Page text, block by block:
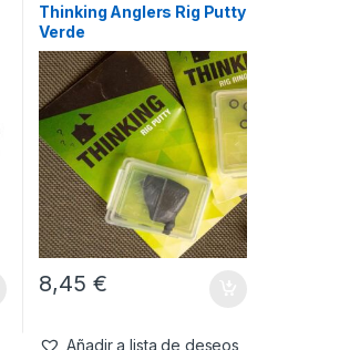
Thinking Anglers Rig Putty
Verde
8,45 €
Añadir a lista de deseos